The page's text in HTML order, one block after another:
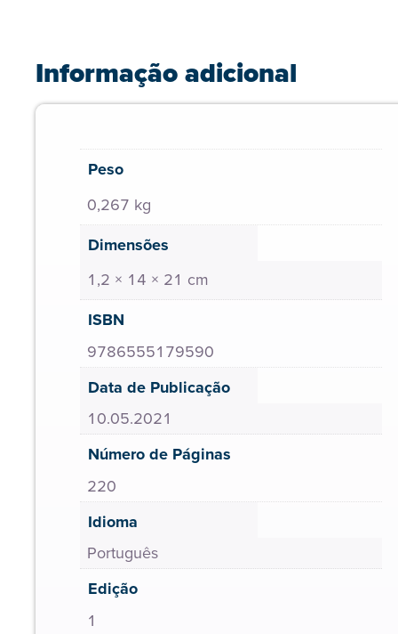
Informação adicional
Peso
0,267 kg
Dimensões
1,2 × 14 × 21 cm
ISBN
9786555179590
Data de Publicação
10.05.2021
Número de Páginas
220
Idioma
Português
Edição
1